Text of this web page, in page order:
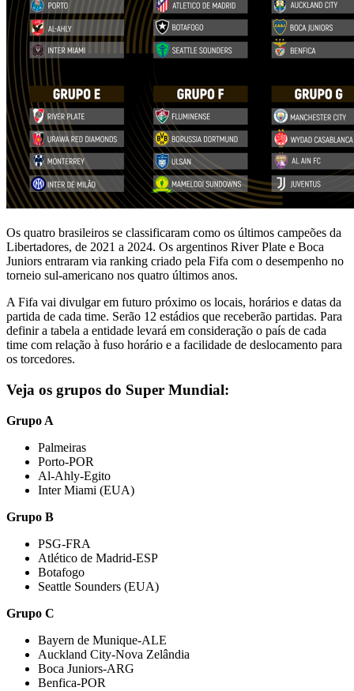
Os quatro brasileiros se classificaram como os últimos campeões da
Libertadores, de 2021 a 2024. Os argentinos River Plate e Boca
Juniors entraram via ranking criado pela Fifa com o desempenho no
torneio sul-americano nos quatro últimos anos.
A Fifa vai divulgar em futuro próximo os locais, horários e datas da
partida de cada time. Serão 12 estádios que receberão partidas. Para
definir a tabela a entidade levará em consideração o país de cada
time com relação à fuso horário e a facilidade de deslocamento para
os torcedores.
Veja os grupos do Super Mundial:
Grupo A
Palmeiras
Porto-POR
Al-Ahly-Egito
Inter Miami (EUA)
Grupo B
PSG-FRA
Atlético de Madrid-ESP
Botafogo
Seattle Sounders (EUA)
Grupo C
Bayern de Munique-ALE
Auckland City-Nova Zelândia
Boca Juniors-ARG
Benfica-POR